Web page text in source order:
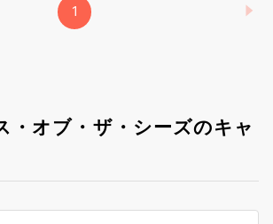
1
・オブ・ザ・シーズのキャ